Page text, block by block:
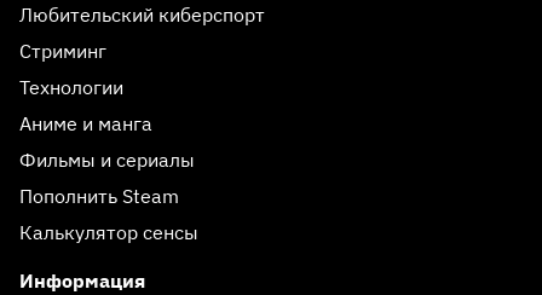
Любительский киберспорт
Стриминг
Технологии
Аниме и манга
Фильмы и сериалы
Пополнить Steam
Калькулятор сенсы
Информация